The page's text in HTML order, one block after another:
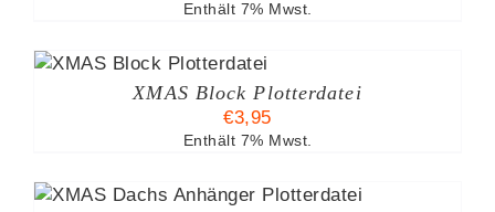
Enthält 7% Mwst.
XMAS Block Plotterdatei
€3,95
Enthält 7% Mwst.